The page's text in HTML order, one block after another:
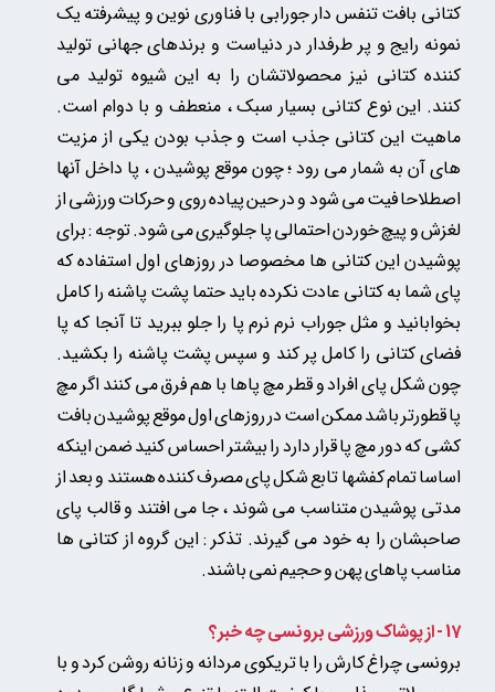
کتانی بافت تنفس دار جورابی با فناوری نوین و پیشرفته یک
نمونه رایج و پر طرفدار در دنیاست و برندهای جهانی تولید
کننده کتانی نیز محصولاتشان را به این شیوه تولید می
کنند. این نوع کتانی بسیار سبک ، منعطف و با دوام است.
ماهیت این کتانی جذب است و جذب بودن یکی از مزیت
های آن به شمار می رود ؛ چون موقع پوشیدن ، پا داخل آنها
اصطلاحا فیت می شود و در حین پیاده روی و حرکات ورزشی از
لغزش و پیچ خوردن احتمالی پا جلوگیری می شود. توجه : برای
پوشیدن این کتانی ها مخصوصا در روزهای اول استفاده که
پای شما به کتانی عادت نکرده باید حتما پشت پاشنه را کامل
بخوابانید و مثل جوراب نرم نرم پا را جلو ببرید تا آنجا که پا
فضای کتانی را کامل پر کند و سپس پشت پاشنه را بکشید.
چون شکل پای افراد و قطر مچ پاها با هم فرق می کنند اگر مچ
پا قطورتر باشد ممکن است در روزهای اول موقع پوشیدن بافت
کشی که دور مچ پا قرار دارد را بیشتر احساس کنید ضمن اینکه
اساسا تمام کفشها تابع شکل پای مصرف کننده هستند و بعد از
مدتی پوشیدن متناسب می شوند ، جا می افتند و قالب پای
صاحبشان را به خود می گیرند. تذکر : این گروه از کتانی ها
مناسب پاهای پهن و حجیم نمی باشند.
17 - از پوشاک ورزشی برونسی چه خبر؟
برونسی چراغ کارش را با تریکوی مردانه و زنانه روشن کرد و با